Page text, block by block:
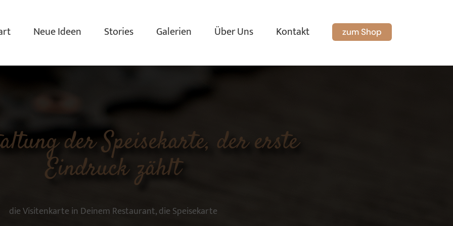
Neue Ideen Stories Galerien Über Uns Kontakt zum Shop
der Speisekarte, der erste
Eindruck zählt
die Visitenkarte in Deinem Restaurant, die Speisekarte